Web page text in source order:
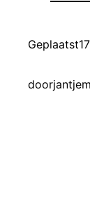
Geplaatst
doorjantjem